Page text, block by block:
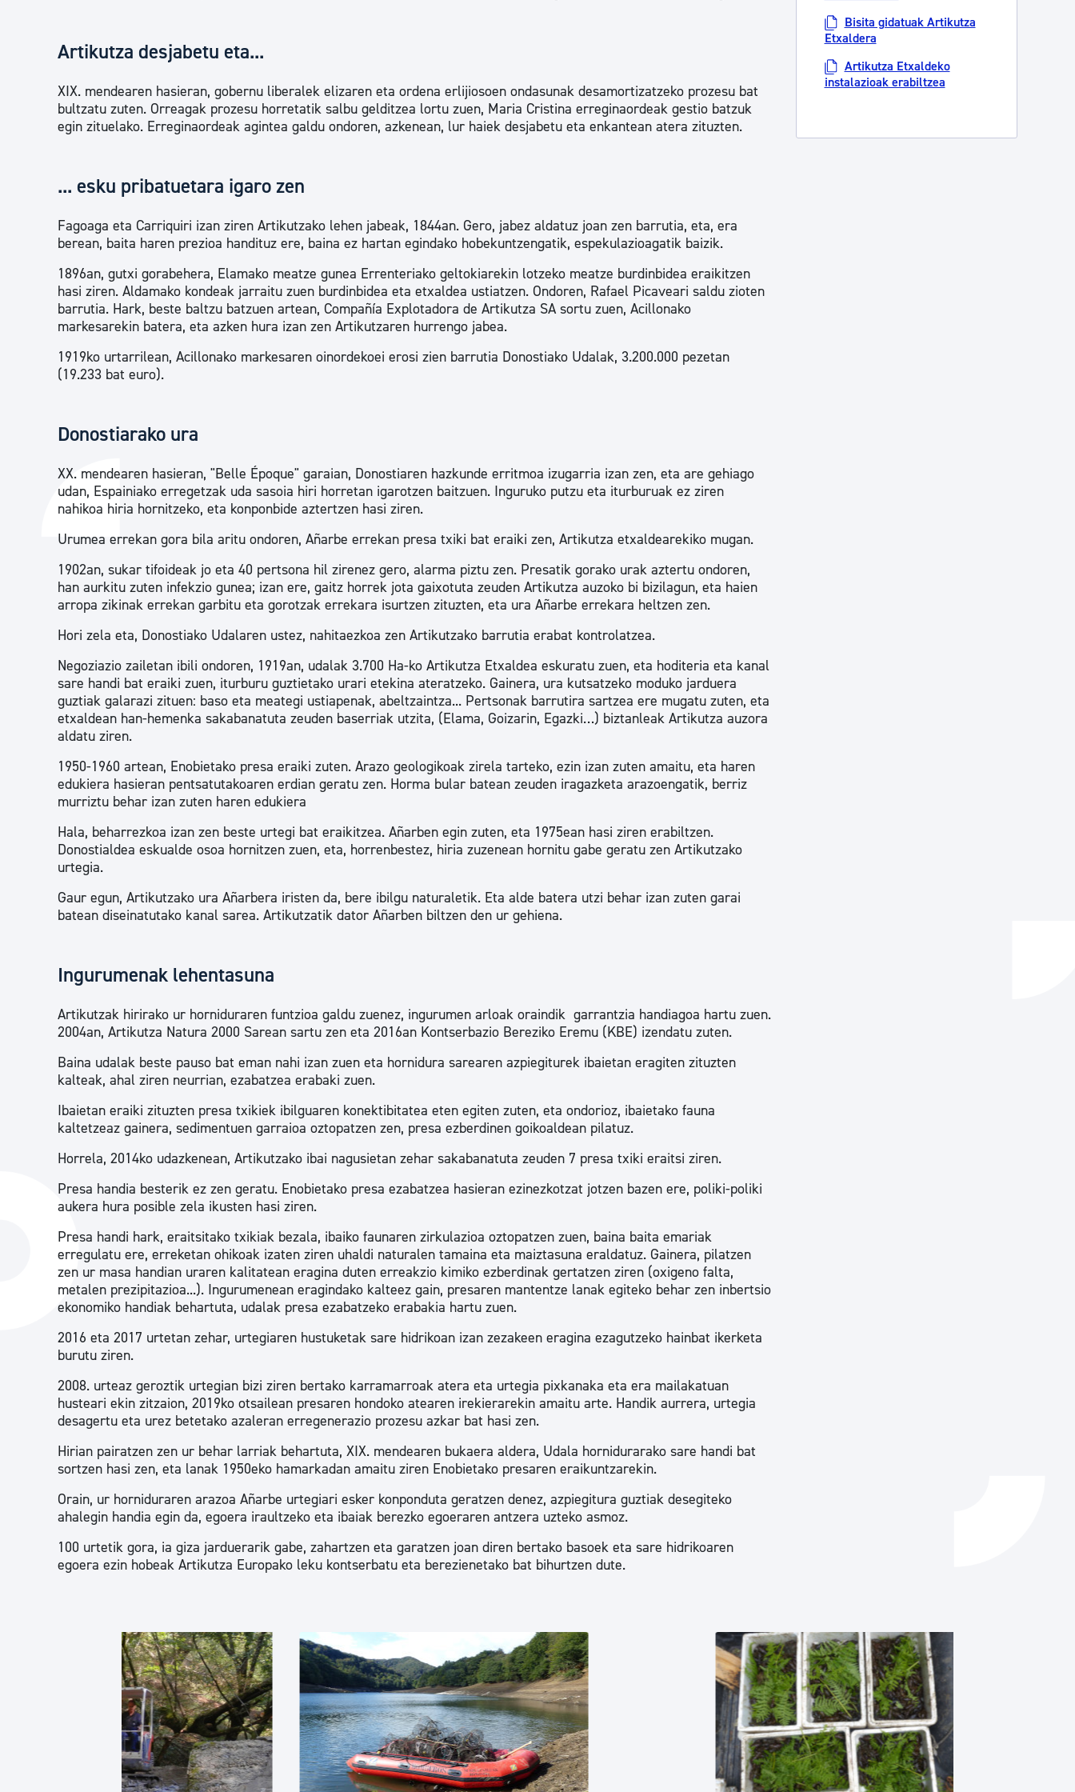
Artikutza desjabetu eta...
XIX. mendearen hasieran, gobernu liberalek elizaren eta ordena erlijiosoen ondasunak desamortizatzeko prozesu bat
bultzatu zuten. Orreagak prozesu horretatik salbu gelditzea lortu zuen, Maria Cristina erreginaordeak gestio batzuk
egin zituelako. Erreginaordeak agintea galdu ondoren, azkenean, lur haiek desjabetu eta enkantean atera zituzten.
... esku pribatuetara igaro zen
Fagoaga eta Carriquiri izan ziren Artikutzako lehen jabeak, 1844an. Gero, jabez aldatuz joan zen barrutia, eta, era
berean, baita haren prezioa handituz ere, baina ez hartan egindako hobekuntzengatik, espekulazioagatik baizik.
1896an, gutxi gorabehera, Elamako meatze gunea Errenteriako geltokiarekin lotzeko meatze burdinbidea eraikitzen
hasi ziren. Aldamako kondeak jarraitu zuen burdinbidea eta etxaldea ustiatzen. Ondoren, Rafael Picaveari saldu zioten
barrutia. Hark, beste baltzu batzuen artean, Compañía Explotadora de Artikutza SA sortu zuen, Acillonako
markesarekin batera, eta azken hura izan zen Artikutzaren hurrengo jabea.
1919ko urtarrilean, Acillonako markesaren oinordekoei erosi zien barrutia Donostiako Udalak, 3.200.000 pezetan
(19.233 bat euro).
Donostiarako ura
XX. mendearen hasieran, "Belle Époque" garaian, Donostiaren hazkunde erritmoa izugarria izan zen, eta are gehiago
udan, Espainiako erregetzak uda sasoia hiri horretan igarotzen baitzuen. Inguruko putzu eta iturburuak ez ziren
nahikoa hiria hornitzeko, eta konponbide aztertzen hasi ziren.
Urumea errekan gora bila aritu ondoren, Añarbe errekan presa txiki bat eraiki zen, Artikutza etxaldearekiko mugan.
1902an, sukar tifoideak jo eta 40 pertsona hil zirenez gero, alarma piztu zen. Presatik gorako urak aztertu ondoren,
han aurkitu zuten infekzio gunea; izan ere, gaitz horrek jota gaixotuta zeuden Artikutza auzoko bi bizilagun, eta haien
arropa zikinak errekan garbitu eta gorotzak errekara isurtzen zituzten, eta ura Añarbe errekara heltzen zen.
Hori zela eta, Donostiako Udalaren ustez, nahitaezkoa zen Artikutzako barrutia erabat kontrolatzea.
Negoziazio zailetan ibili ondoren, 1919an, udalak 3.700 Ha-ko Artikutza Etxaldea eskuratu zuen, eta hoditeria eta kanal
sare handi bat eraiki zuen, iturburu guztietako urari etekina ateratzeko. Gainera, ura kutsatzeko moduko jarduera
guztiak galarazi zituen: baso eta meategi ustiapenak, abeltzaintza... Pertsonak barrutira sartzea ere mugatu zuten, eta
etxaldean han-hemenka sakabanatuta zeuden baserriak utzita, (Elama, Goizarin, Egazki…) biztanleak Artikutza auzora
aldatu ziren.
1950-1960 artean, Enobietako presa eraiki zuten. Arazo geologikoak zirela tarteko, ezin izan zuten amaitu, eta haren
edukiera hasieran pentsatutakoaren erdian geratu zen. Horma bular batean zeuden iragazketa arazoengatik, berriz
murriztu behar izan zuten haren edukiera
Hala, beharrezkoa izan zen beste urtegi bat eraikitzea. Añarben egin zuten, eta 1975ean hasi ziren erabiltzen.
Donostialdea eskualde osoa hornitzen zuen, eta, horrenbestez, hiria zuzenean hornitu gabe geratu zen Artikutzako
urtegia.
Gaur egun, Artikutzako ura Añarbera iristen da, bere ibilgu naturaletik. Eta alde batera utzi behar izan zuten garai
batean diseinatutako kanal sarea. Artikutzatik dator Añarben biltzen den ur gehiena.
Ingurumenak lehentasuna
Artikutzak hirirako ur horniduraren funtzioa galdu zuenez, ingurumen arloak oraindik garrantzia handiagoa hartu zuen.
2004an, Artikutza Natura 2000 Sarean sartu zen eta 2016an Kontserbazio Bereziko Eremu (KBE) izendatu zuten.
Baina udalak beste pauso bat eman nahi izan zuen eta hornidura sarearen azpiegiturek ibaietan eragiten zituzten
kalteak, ahal ziren neurrian, ezabatzea erabaki zuen.
Ibaietan eraiki zituzten presa txikiek ibilguaren konektibitatea eten egiten zuten, eta ondorioz, ibaietako fauna
kaltetzeaz gainera, sedimentuen garraioa oztopatzen zen, presa ezberdinen goikoaldean pilatuz.
Horrela, 2014ko udazkenean, Artikutzako ibai nagusietan zehar sakabanatuta zeuden 7 presa txiki eraitsi ziren.
Presa handia besterik ez zen geratu. Enobietako presa ezabatzea hasieran ezinezkotzat jotzen bazen ere, poliki-poliki
aukera hura posible zela ikusten hasi ziren.
Presa handi hark, eraitsitako txikiak bezala, ibaiko faunaren zirkulazioa oztopatzen zuen, baina baita emariak
erregulatu ere, erreketan ohikoak izaten ziren uhaldi naturalen tamaina eta maiztasuna eraldatuz. Gainera, pilatzen
zen ur masa handian uraren kalitatean eragina duten erreakzio kimiko ezberdinak gertatzen ziren (oxigeno falta,
metalen prezipitazioa...). Ingurumenean eragindako kalteez gain, presaren mantentze lanak egiteko behar zen inbertsio
ekonomiko handiak behartuta, udalak presa ezabatzeko erabakia hartu zuen.
2016 eta 2017 urtetan zehar, urtegiaren hustuketak sare hidrikoan izan zezakeen eragina ezagutzeko hainbat ikerketa
burutu ziren.
2008. urteaz geroztik urtegian bizi ziren bertako karramarroak atera eta urtegia pixkanaka eta era mailakatuan
husteari ekin zitzaion, 2019ko otsailean presaren hondoko atearen irekierarekin amaitu arte. Handik aurrera, urtegia
desagertu eta urez betetako azaleran erregenerazio prozesu azkar bat hasi zen.
Hirian pairatzen zen ur behar larriak behartuta, XIX. mendearen bukaera aldera, Udala hornidurarako sare handi bat
sortzen hasi zen, eta lanak 1950eko hamarkadan amaitu ziren Enobietako presaren eraikuntzarekin.
Orain, ur horniduraren arazoa Añarbe urtegiari esker konponduta geratzen denez, azpiegitura guztiak desegiteko
ahalegin handia egin da, egoera iraultzeko eta ibaiak berezko egoeraren antzera uzteko asmoz.
100 urtetik gora, ia giza jarduerarik gabe, zahartzen eta garatzen joan diren bertako basoek eta sare hidrikoaren
egoera ezin hobeak Artikutza Europako leku kontserbatu eta berezienetako bat bihurtzen dute.
Bisita gidatuak Artikutza
Etxaldera
Artikutza Etxaldeko
instalazioak erabiltzea